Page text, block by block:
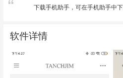
下载手机助手，可在手机助手中
软件详情